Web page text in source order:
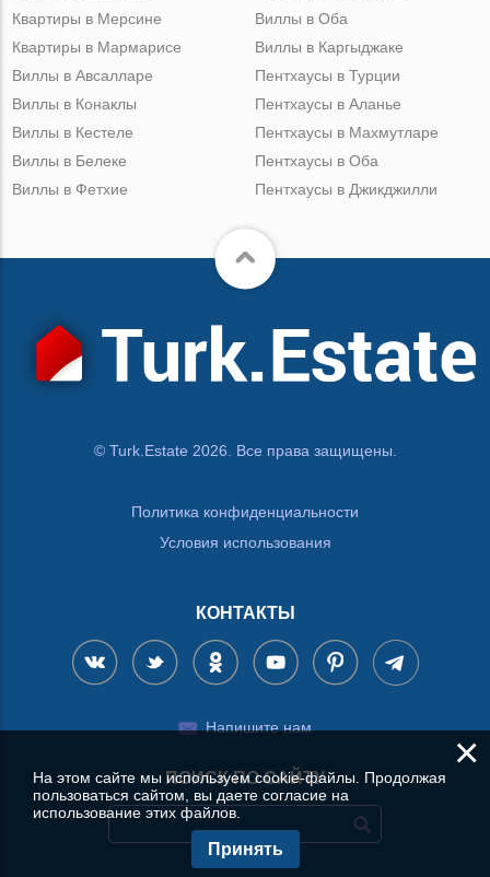
Квартиры в Мерсине
Квартиры в Мармарисе
Виллы в Оба
Виллы в Каргыджаке
Виллы в Авсалларе
Виллы в Конаклы
Виллы в Кестеле
Виллы в Белеке
Виллы в Фетхие
Пентхаусы в Турции
Пентхаусы в Аланье
Пентхаусы в Махмутларе
Пентхаусы в Оба
Пентхаусы в Джикджилли
© Turk.Estate 2026. Все права защищены.
Политика конфиденциальности
Условия использования
КОНТАКТЫ
Напишите нам
ПОИСК ПО САЙТУ
×
На этом сайте мы используем cookie-файлы. Продолжая
пользоваться сайтом, вы даете согласие на
использование этих файлов.
Принять